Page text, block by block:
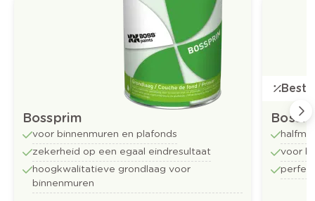
Bossprim
voor binnenmuren en plafonds
zekerheid op een egaal eindresultaat
hoogkwalitatieve grondlaag voor
binnenmuren
voor